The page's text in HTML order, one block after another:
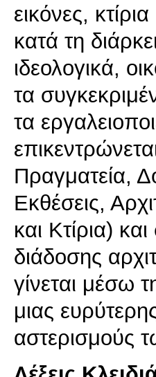
εικόνες,
κατά τη
ιδεολογικά,
τα
τα
Πραγματεία,
Εκθέσεις,
και Κτίρια)
διάδοσης
γίνεται μέσω
μιας
αστερισμούς